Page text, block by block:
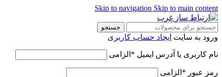
Skip to navigation Skip to main content
جستجو
ورود به سایت ایجاد حساب کاربری
نام کاربری یا آدرس ایمیل * الزامی
رمز عبور * الزامی